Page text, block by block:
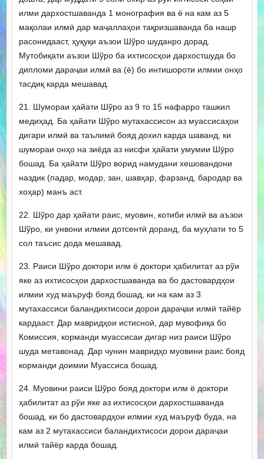
илми дархостшаванда 1 монография ва ё на кам аз 5
мақолаи илмӣ дар маҷаллаҳои тақризшаванда ба нашр
расонидааст, ҳуқуқи аъзои Шўро шуданро дорад.
Мутобиқати аъзои Шўро ба ихтисосҳои дархостшуда бо
дипломи дараҷаи илмӣ ва (ё) бо интишороти илмии онҳо
тасдиқ карда мешавад.
21. Шумораи ҳайати Шўро аз 9 то 15 нафарро ташкил
медиҳад. Ба ҳайати Шўро мутахассисон аз муассисаҳои
дигари илмӣ ва таълимӣ бояд дохил карда шаванд, ки
шумораи онҳо на зиёда аз нисфи ҳайати умумии Шӯро
бошад. Ба ҳайати Шўро ворид намудани хешовандони
наздик (падар, модар, зан, шавҳар, фарзанд, бародар ва
хоҳар) манъ аст.
22. Шўро дар ҳайати раис, муовин, котиби илмӣ ва аъзои
Шўро, ки унвони илмии дотсентӣ доранд, ба муҳлати то 5
сол таъсис дода мешавад.
23. Раиси Шўро доктори илм ё доктори ҳабилитат аз рўи
яке аз ихтисосҳои дархостшаванда ва бо дастовардҳои
илмии худ маъруф бояд бошад, ки на кам аз 3
мутахассиси баландихтисоси дорои дараҷаи илмӣ тайёр
кардааст. Дар мавридҳои истисноӣ, дар мувофиқа бо
Комиссия, корманди муассисаи дигар низ раиси Шўро
шуда метавонад. Дар чунин мавридҳо муовини раис бояд
корманди доимии Муассиса бошад.
24. Муовини раиси Шўро бояд доктори илм ё доктори
ҳабилитат аз рўи яке аз ихтисосҳои дархостшаванда
бошад, ки бо дастовардҳои илмии худ маъруф буда, на
кам аз 2 мутахассиси баландихтисоси дорои дараҷаи
илмӣ тайёр карда бошад.